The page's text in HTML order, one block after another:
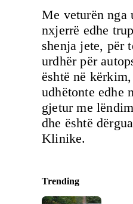
Me veturën nga
nxjerrë edhe
shenja jete, për
urdhër për
është në
udhëtonte edhe
gjetur me
dhe është
Klinike.
Trending